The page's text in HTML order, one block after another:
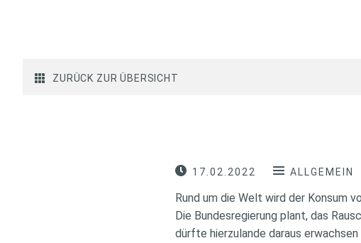
ZURÜCK ZUR ÜBERSICHT
17.02.2022 ALLGEMEIN
Rund um die Welt wird der Konsum
Die Bundesregierung plant, das
dürfte hierzulande daraus